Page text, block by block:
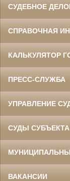
СУДЕБНОЕ
СПРАВОЧНАЯ
КАЛЬКУЛЯТОР
ПРЕСС-СЛУЖБА
УПРАВЛЕНИЕ
СУДЫ
ВАКАНСИИ